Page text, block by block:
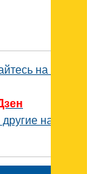
на наш
наши